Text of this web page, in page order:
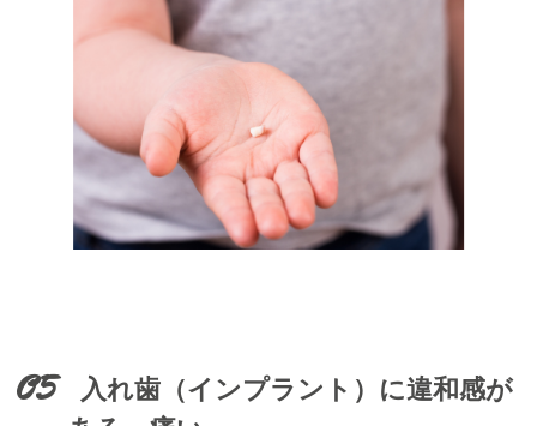
05
入れ歯（インプラント）に違和感が